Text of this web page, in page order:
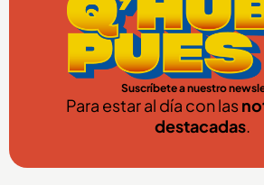
Suscríbete a nuestro
Para estar al día con las
destacadas.